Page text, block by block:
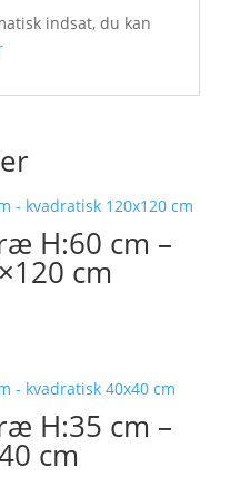
indsat, du kan
H:60 cm –
cm
H:35 cm –
cm